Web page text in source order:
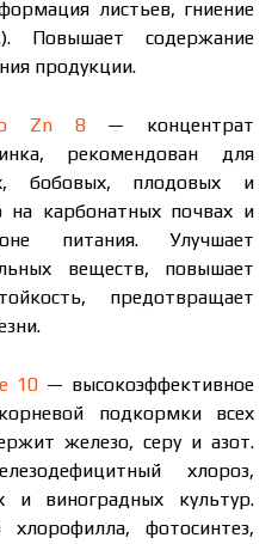
листьев, гниение
Повышает содержание
продукции.
Zn 8— концентрат
рекомендован для
бобовых, плодовых и
на карбонатных почвах и
питания. Улучшает
веществ, повышает
предотвращает
10 — высокоэффективное
подкормки всех
железо, серу и азот.
хлороз,
и виноградных культур.
хлорофилла, фотосинтез,